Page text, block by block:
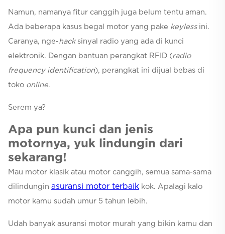
Namun, namanya fitur canggih juga belum tentu aman.
Ada beberapa kasus begal motor yang pake keylessini.
Caranya, nge-hacksinyal radio yang ada di kunci
elektronik. Dengan bantuan perangkat RFID (radio
frequency identification), perangkat ini dijual bebas di
toko online.
Serem ya?
Apa pun kunci dan jenis
motornya, yuk lindungin dari
sekarang!
Mau motor klasik atau motor canggih, semua sama-sama
dilindungin asuransi motor terbaik kok. Apalagi kalo
motor kamu sudah umur 5 tahun lebih.
Udah banyak asuransi motor murah yang bikin kamu dan